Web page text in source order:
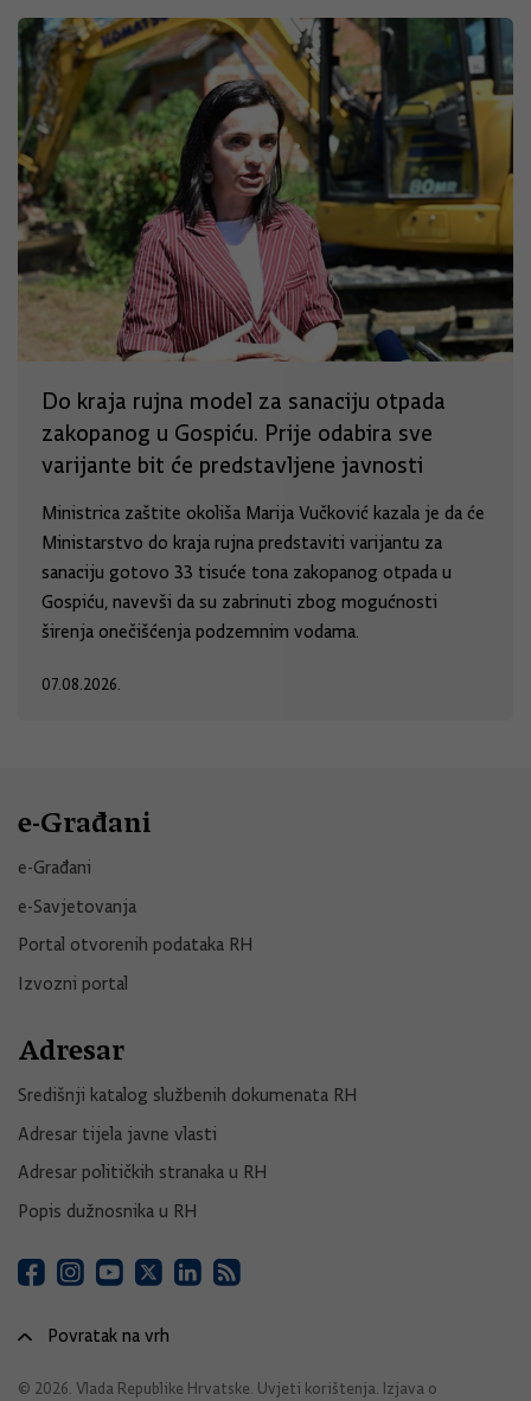
Do kraja rujna model za sanaciju otpada
zakopanog u Gospiću. Prije odabira sve
varijante bit će predstavljene javnosti
Ministrica zaštite okoliša Marija Vučković kazala je da će
Ministarstvo do kraja rujna predstaviti varijantu za
sanaciju gotovo 33 tisuće tona zakopanog otpada u
Gospiću, navevši da su zabrinuti zbog mogućnosti
širenja onečišćenja podzemnim vodama.
07.08.2026.
e-Građani
e-Građani
e-Savjetovanja
Portal otvorenih podataka RH
Izvozni portal
Adresar
Središnji katalog službenih dokumenata RH
Adresar tijela javne vlasti
Adresar političkih stranaka u RH
Popis dužnosnika u RH
Povratak na vrh
© 2026. Vlada Republike Hrvatske. Uvjeti korištenja. Izjava o